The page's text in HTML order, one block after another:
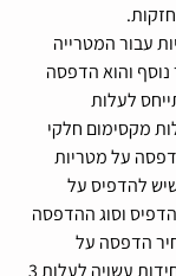
עבור המטרייה
והוא הדפסה
לעלות
מקסימום חלקי
על מטריות
להדפיס על
וסוג ההדפסה
הדפסה על